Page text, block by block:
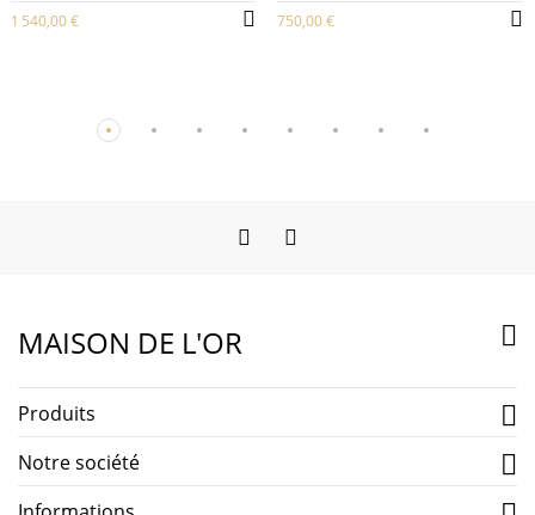
1 540,00 € 750,00 €
FacebookInstagram
MAISON DE L'OR 
Produits 
Notre société 